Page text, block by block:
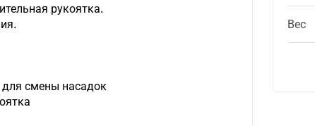
Вес
рукоятка.
смены насадок